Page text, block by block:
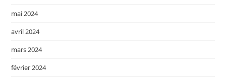
mai 2024
avril 2024
mars 2024
février 2024